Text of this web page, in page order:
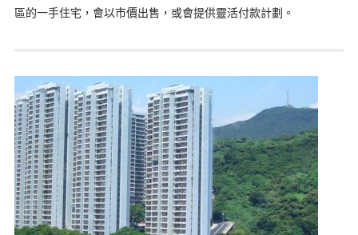
區的一手住宅，會以市價出售，或會提供靈活付款計劃。